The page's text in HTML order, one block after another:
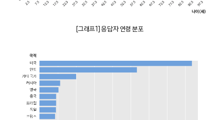
[그래프1] 응답자 연령 분포